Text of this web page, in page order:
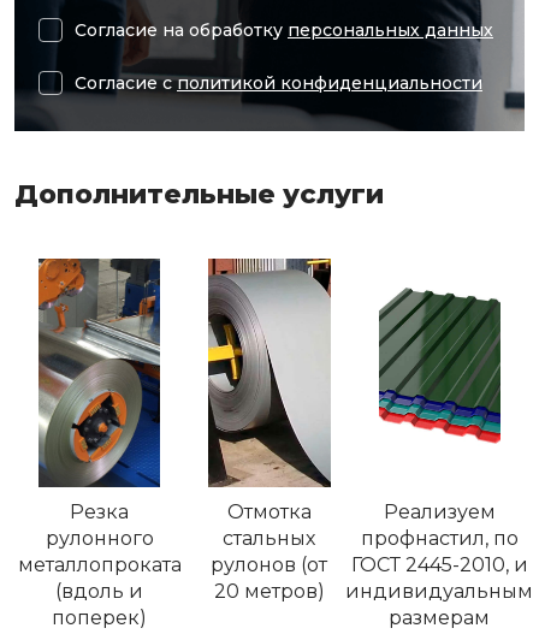
Согласие на обработку персональных данных
Согласие сполитикой конфиденциальности
Дополнительные услуги
Резка
рулонного
металлопроката
(вдоль и
поперек)
Отмотка
стальных
рулонов (от
20 метров)
Реализуем
профнастил, по
ГОСТ 2445-2010, и
индивидуальным
размерам